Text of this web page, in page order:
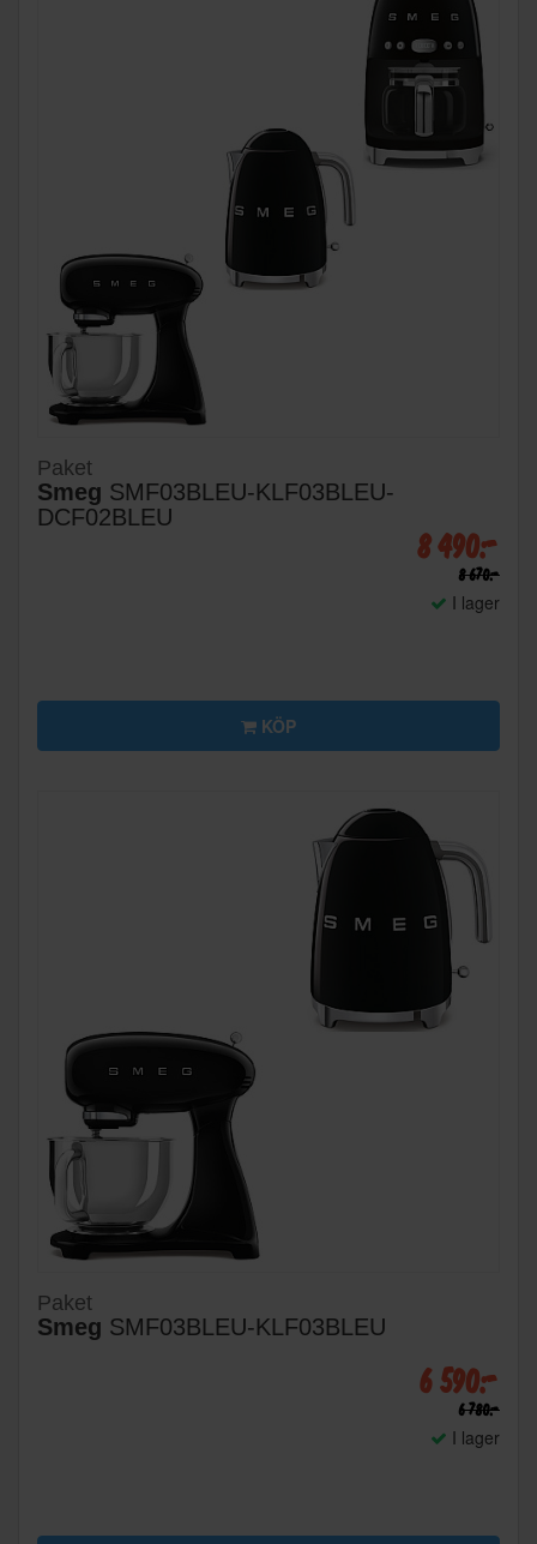
Paket
Smeg SMF03BLEU-KLF03BLEU-
DCF02BLEU
8 490:-
8 670:-
I lager
KÖP
Paket
Smeg SMF03BLEU-KLF03BLEU
6 590:-
6 780:-
I lager